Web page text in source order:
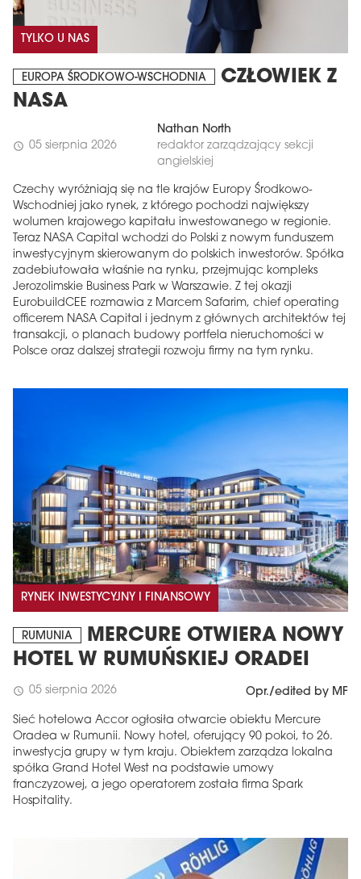
TYLKO U NAS
EUROPA ŚRODKOWO-WSCHODNIA
CZŁOWIEK Z
NASA
schedule 05 sierpnia 2026
Nathan North
redaktor zarządzający sekcji
angielskiej
Czechy wyróżniają się na tle krajów Europy Środkowo-
Wschodniej jako rynek, z którego pochodzi największy
wolumen krajowego kapitału inwestowanego w regionie.
Teraz NASA Capital wchodzi do Polski z nowym funduszem
inwestycyjnym skierowanym do polskich inwestorów. Spółka
zadebiutowała właśnie na rynku, przejmując kompleks
Jerozolimskie Business Park w Warszawie. Z tej okazji
EurobuildCEE rozmawia z Marcem Safarim, chief operating
officerem NASA Capital i jednym z głównych architektów tej
transakcji, o planach budowy portfela nieruchomości w
Polsce oraz dalszej strategii rozwoju firmy na tym rynku.
RYNEK INWESTYCYJNY I FINANSOWY
RUMUNIA
MERCURE OTWIERA NOWY
HOTEL W RUMUŃSKIEJ ORADEI
schedule 05 sierpnia 2026 Opr./edited by MF
Sieć hotelowa Accor ogłosiła otwarcie obiektu Mercure
Oradea w Rumunii. Nowy hotel, oferujący 90 pokoi, to 26.
inwestycja grupy w tym kraju. Obiektem zarządza lokalna
spółka Grand Hotel West na podstawie umowy
franczyzowej, a jego operatorem została firma Spark
Hospitality.